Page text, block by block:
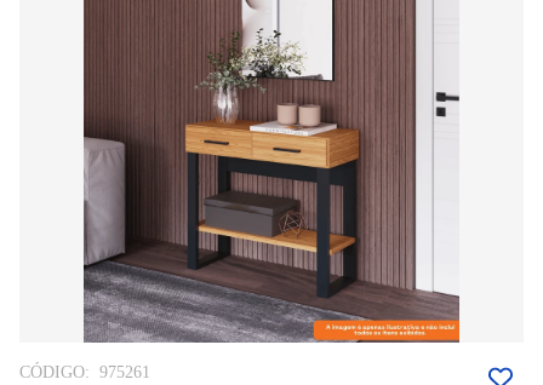
CÓDIGO: 975261